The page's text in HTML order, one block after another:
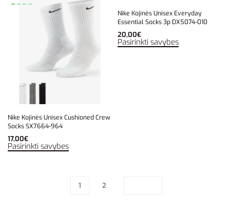
Nike Kojinės Unisex Cushioned Crew
Socks SX7664-964
17,00€
Pasirinkti savybes
Nike Kojinės Unisex Everyday
Essential Socks 3p DX5074-010
20,00€
Pasirinkti savybes
1 2